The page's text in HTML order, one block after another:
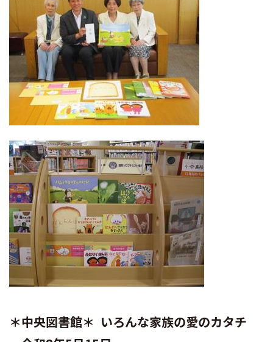
＊中央図書館＊ いろんな家族の愛のカタチ